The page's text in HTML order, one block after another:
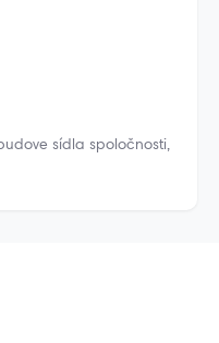
sídla spoločnosti,